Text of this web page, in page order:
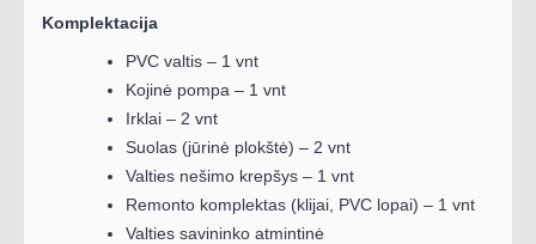
Komplektacija
PVC valtis – 1 vnt
Kojinė pompa – 1 vnt
Irklai – 2 vnt
Suolas (jūrinė plokštė) – 2 vnt
Valties nešimo krepšys – 1 vnt
Remonto komplektas (klijai, PVC lopai) – 1 vnt
Valties savininko atmintinė